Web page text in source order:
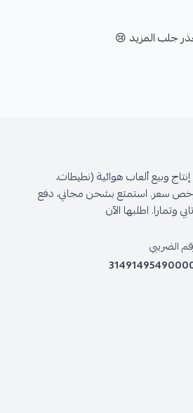
جلب المزيد 😢
إنتاج وبيع ألعاب هوائية (نطيطات،
سعر. استمتع بشحن مجاني، دفع
وتمارا. اطلبها الآن
الضريبي